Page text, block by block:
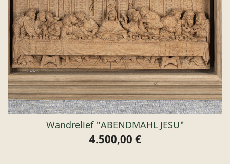
Wandrelief "ABENDMAHL JESU"
Preis
4.500,00 €